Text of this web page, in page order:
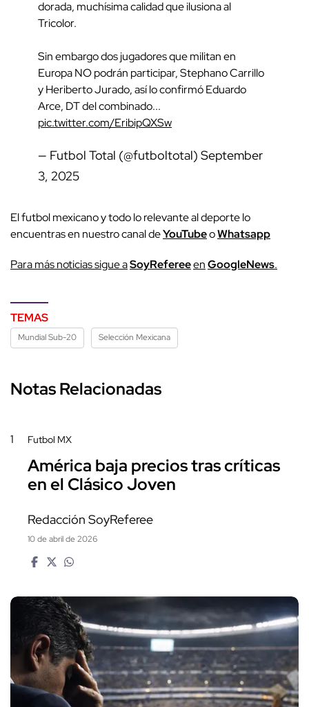
dorada, muchísima calidad que ilusiona al
Tricolor.
Sin embargo dos jugadores que militan en
Europa NO podrán participar, Stephano Carrillo
y Heriberto Jurado, así lo confirmó Eduardo
Arce, DT del combinado...
pic.twitter.com/EribipQXSw
— Futbol Total (@futboltotal) September
3, 2025
El futbol mexicano y todo lo relevante al deporte lo
encuentras en nuestro canal deYouTubeoWhatsapp
Para más noticias sigue aSoyRefereeenGoogleNews.
TEMAS
Mundial Sub-20 Selección Mexicana
Notas Relacionadas
1 Futbol MX
América baja precios tras críticas
en el Clásico Joven
Redacción SoyReferee
10 de abril de 2026